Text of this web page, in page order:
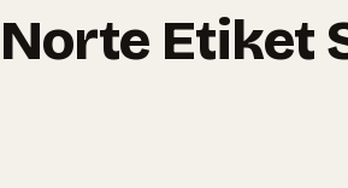
bilgi@merhabagrafik.com· Hopa
Norte Etiket